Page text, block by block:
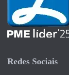
Redes Sociais